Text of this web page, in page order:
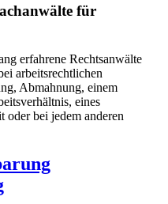
für
erfahrene Rechtsanwälte
arbeitsrechtlichen
Abmahnung, einem
eines
oder bei jedem anderen